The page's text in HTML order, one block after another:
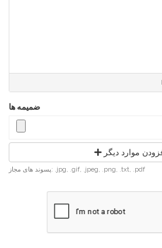
ضمیمه ها
موارد دیگر
پسوند های مجاز: .jpg, .gif, .jpeg, .png, .txt, .pdf